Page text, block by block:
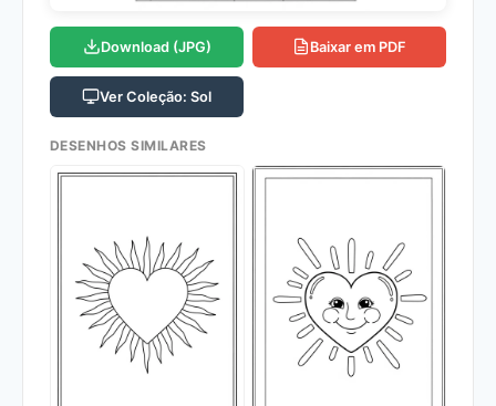
Download (JPG) Baixar em PDF
Ver Coleção: Sol
DESENHOS SIMILARES